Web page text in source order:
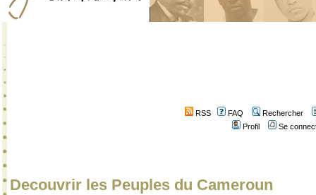
RSS FAQ
Rechercher
Profil
Se
Decouvrir les Peuples du Cameroun